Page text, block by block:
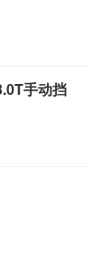
手动挡